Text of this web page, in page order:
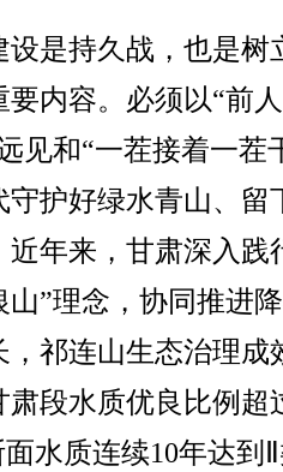
是持久战，也是树
内容。必须以“前
见和“一茬接着一茬
守护好绿水青山、留
年来，甘肃深入践
”理念，协同推进
祁连山生态治理成
段水质优良比例超
水质连续10年达到